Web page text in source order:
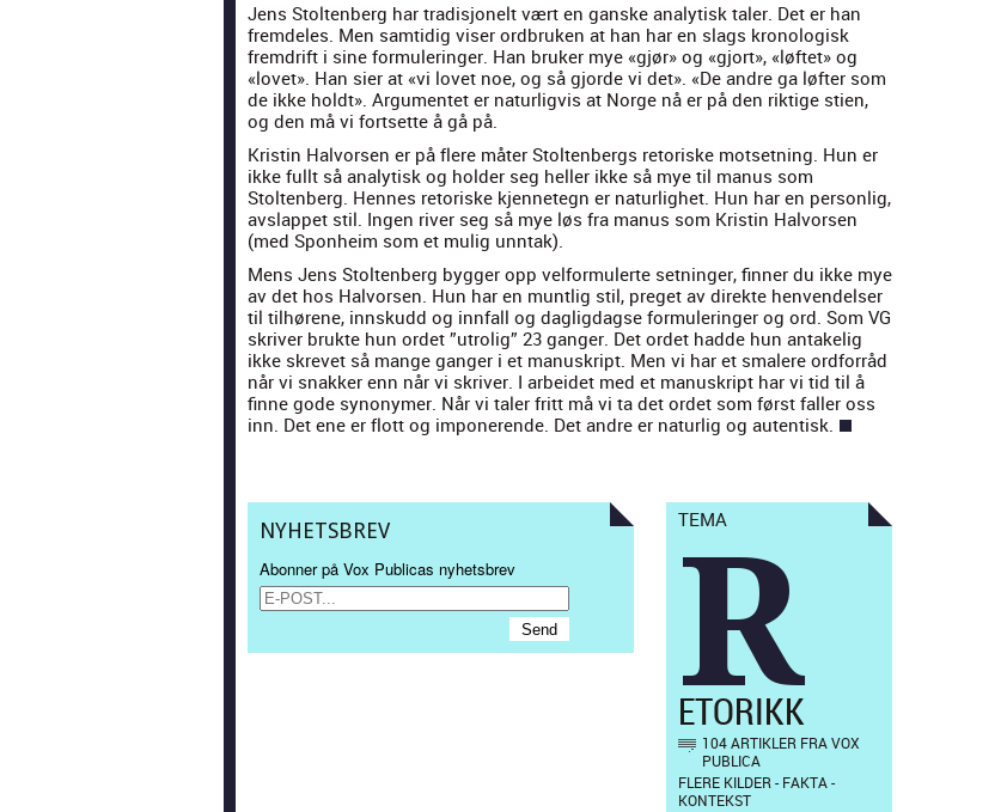
Jens Stoltenberg har tradis­jonelt vært en ganske ana­lytisk taler. Det er han
fremde­les. Men sam­tidig vis­er ord­bruken at han har en slags kro­nol­o­gisk
frem­drift i sine for­mu­leringer. Han bruk­er mye «gjør» og «gjort», «løftet» og
«lovet». Han sier at «vi lovet noe, og så gjorde vi det». «De andre ga løfter som
de ikke holdt». Argu­mentet er naturligvis at Norge nå er på den rik­tige stien,
og den må vi fort­sette å gå på.
Kristin Halvors­en er på flere måter Stoltenbergs retoriske mot­set­ning. Hun er
ikke fullt så ana­lytisk og hold­er seg heller ikke så mye til manus som
Stoltenberg. Hennes retoriske kjen­netegn er naturlighet. Hun har en per­son­lig,
avs­lap­pet stil. Ingen riv­er seg så mye løs fra manus som Kristin Halvors­en
(med Spon­heim som et mulig unntak).
Mens Jens Stoltenberg byg­ger opp velfor­mulerte set­ninger, finner du ikke mye
av det hos Halvors­en. Hun har en muntlig stil, preget av direk­te hen­ven­delser
til tilhørene, innskudd og inn­fall og dagligdagse for­mu­leringer og ord. Som VG
skriv­er bruk­te hun ordet ”utrolig” 23 ganger. Det ordet hadde hun antake­lig
ikke skrevet så mange ganger i et manuskript. Men vi har et smalere ord­for­råd
når vi snakker enn når vi skriv­er. I arbei­det med et manuskript har vi tid til å
finne gode syn­onymer. Når vi taler fritt må vi ta det ordet som først fall­er oss
inn. Det ene er flott og imponerende. Det andre er naturlig og aut­en­tisk.
NYHETSBREV
Abonner på Vox Publicas nyhetsbrev
TEMA
R
ETORIKK
104 ARTIKLER FRA VOX
PUBLICA
FLERE KILDER - FAKTA -
KONTEKST